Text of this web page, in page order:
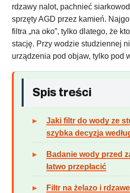
rdzawy nalot, pachnieć
sprzęty AGD przez kamień.
filtra „na oko”, tylko dlatego, że
stację. Przy wodzie studziennej
urządzenia pod objaw, tylko pod
Spis treści
Jaki filtr do wody ze
szybka decyzja
Badanie wody przed
łatwo przepłacić
Filtr na żelazo i